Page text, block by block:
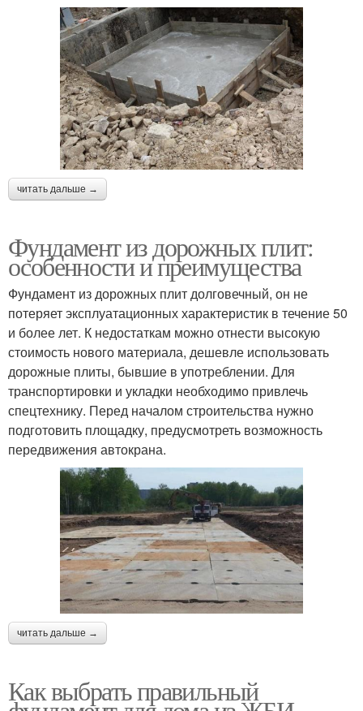
читать дальше →
Фундамент из дорожных плит:
особенности и преимущества
Фундамент из дорожных плит долговечный, он не
потеряет эксплуатационных характеристик в течение 50
и более лет. К недостаткам можно отнести высокую
стоимость нового материала, дешевле использовать
дорожные плиты, бывшие в употреблении. Для
транспортировки и укладки необходимо привлечь
спецтехнику. Перед началом строительства нужно
подготовить площадку, предусмотреть возможность
передвижения автокрана.
читать дальше →
Как выбрать правильный